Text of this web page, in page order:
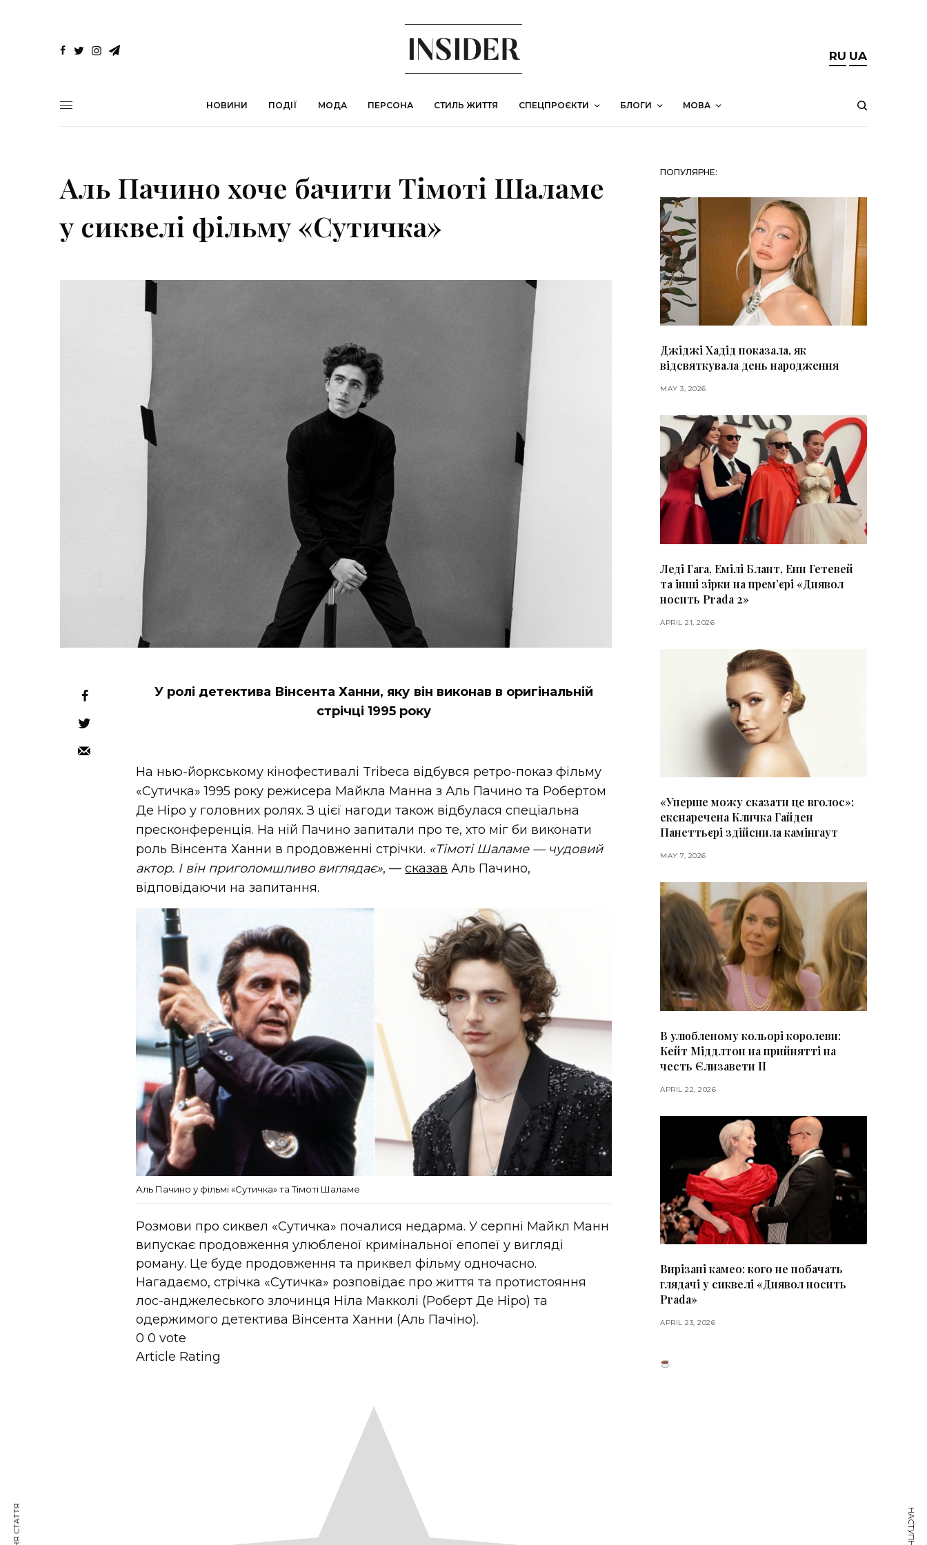
RU UA
НОВИНИ ПОДІЇ МОДА ПЕРСОНА СТИЛЬ ЖИТТЯ СПЕЦПРОЄКТИ БЛОГИ МОВА
Аль Пачино хоче бачити Тімоті Шаламе
у сиквелі фільму «Сутичка»
У ролі детектива Вінсента Ханни, яку він виконав в оригінальній
стрічці 1995 року
На нью-йоркському кінофестивалі Tribeca відбувся ретро-показ фільму
«Сутичка» 1995 року режисера Майкла Манна з Аль Пачино та Робертом
Де Ніро у головних ролях. З цієї нагоди також відбулася спеціальна
пресконференція. На ній Пачино запитали про те, хто міг би виконати
роль Вінсента Ханни в продовженні стрічки. «Тімоті Шаламе — чудовий
актор. І він приголомшливо виглядає», —сказав Аль Пачино,
відповідаючи на запитання.
Аль Пачино у фільмі «Сутичка» та Тімоті Шаламе
Розмови про сиквел «Сутичка» почалися недарма. У серпні Майкл Манн
випускає продовження улюбленої кримінальної епопеї у вигляді
роману. Це буде продовження та приквел фільму одночасно.
Нагадаємо, стрічка «Сутичка» розповідає про життя та протистояння
лос-анджелеського злочинця Ніла Макколі (Роберт Де Ніро) та
одержимого детектива Вінсента Ханни (Аль Пачіно).
0 0 vote
Article Rating
ПОПУЛЯРНЕ:
Джіджі Хадід показала, як
відсвяткувала день народження
MAY 3, 2026
Леді Гага, Емілі Блант, Енн Гетевей
та інші зірки на премʼєрі «Диявол
носить Prada 2»
APRIL 21, 2026
«Уперше можу сказати це вголос»:
екснаречена Кличка Гайден
Панеттьєрі здійснила камінгаут
MAY 7, 2026
В улюбленому кольорі королеви:
Кейт Міддлтон на прийнятті на
честь Єлизавети II
APRIL 22, 2026
Вирізані камео: кого не побачать
глядачі у сиквелі «Диявол носить
Prada»
APRIL 23, 2026